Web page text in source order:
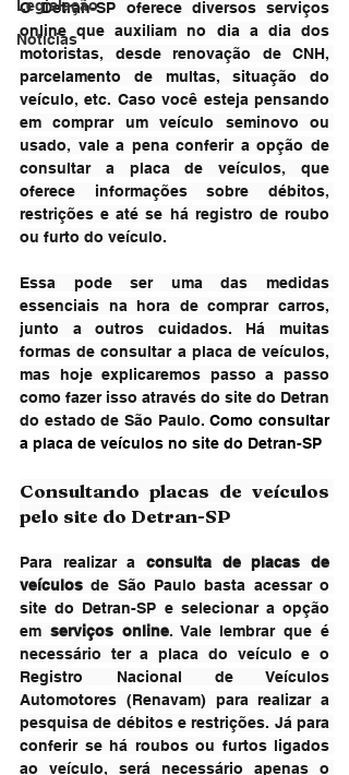
Legislação
Notícias
O Detran-SP oferece diversos serviços
online que auxiliam no dia a dia dos
motoristas, desde renovação de CNH,
parcelamento de multas, situação do
veículo, etc. Caso você esteja pensando
em comprar um veículo seminovo ou
usado, vale a pena conferir a opção de
consultar a placa de veículos, que
oferece informações sobre débitos,
restrições e até se há registro de roubo
ou furto do veículo.
Essa pode ser uma das medidas
essenciais na hora de comprar carros,
junto a outros cuidados. Há muitas
formas de consultar a placa de veículos,
mas hoje explicaremos passo a passo
como fazer isso através do site do Detran
do estado de São Paulo. Como consultar
a placa de veículos no site do Detran-SP
Consultando placas de veículos
pelo site do Detran-SP
Para realizar a consulta de placas de
veículos de São Paulo basta acessar o
site do Detran-SP e selecionar a opção
em serviços online. Vale lembrar que é
necessário ter a placa do veículo e o
Registro Nacional de Veículos
Automotores (Renavam) para realizar a
pesquisa de débitos e restrições. Já para
conferir se há roubos ou furtos ligados
ao veículo, será necessário apenas o